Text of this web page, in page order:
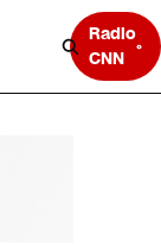
Radio
CNN